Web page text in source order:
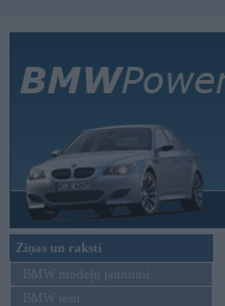
Ziņas un raksti
BMW modeļu jaunumi
BMW testi